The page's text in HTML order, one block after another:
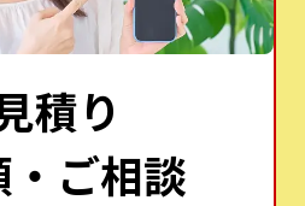
積り
・ご相談